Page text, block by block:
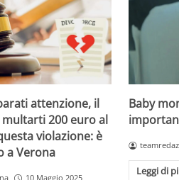
attenzione, il
200 euro al
violazione: è
a Verona
10 Maggio 2025
Baby
Leggi di